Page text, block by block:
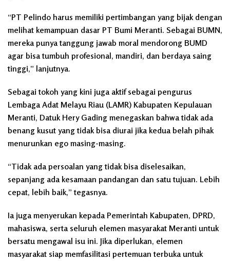
“PT Pelindo harus memiliki pertimbangan yang bijak dengan
melihat kemampuan dasar PT Bumi Meranti. Sebagai BUMN,
mereka punya tanggung jawab moral mendorong BUMD
agar bisa tumbuh profesional, mandiri, dan berdaya saing
tinggi,” lanjutnya.
Sebagai tokoh yang kini juga aktif sebagai pengurus
Lembaga Adat Melayu Riau (LAMR) Kabupaten Kepulauan
Meranti, Datuk Hery Gading menegaskan bahwa tidak ada
benang kusut yang tidak bisa diurai jika kedua belah pihak
menurunkan ego masing-masing.
“Tidak ada persoalan yang tidak bisa diselesaikan,
sepanjang ada kesamaan pandangan dan satu tujuan. Lebih
cepat, lebih baik,” tegasnya.
Ia juga menyerukan kepada Pemerintah Kabupaten, DPRD,
mahasiswa, serta seluruh elemen masyarakat Meranti untuk
bersatu mengawal isu ini. Jika diperlukan, elemen
masyarakat siap memfasilitasi pertemuan terbuka untuk